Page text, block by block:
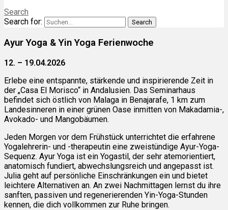
Search
Search for:
Ayur Yoga & Yin Yoga Ferienwoche
12. – 19.04.2026
Erlebe eine entspannte, stärkende und inspirierende Zeit in
der „Casa El Morisco“ in Andalusien. Das Seminarhaus
befindet sich östlich von Malaga in Benajarafe, 1 km zum
Landesinneren in einer grünen Oase inmitten von Makadamia-,
Avokado- und Mangobäumen.
Jeden Morgen vor dem Frühstück unterrichtet die erfahrene
Yogalehrerin- und -therapeutin eine zweistündige Ayur-Yoga-
Sequenz. Ayur Yoga ist ein Yogastil, der sehr atemorientiert,
anatomisch fundiert, abwechslungsreich und angepasst ist.
Julia geht auf persönliche Einschränkungen ein und bietet
leichtere Alternativen an. An zwei Nachmittagen lernst du ihre
sanften, passiven und regenerierenden Yin-Yoga-Stunden
kennen, die dich vollkommen zur Ruhe bringen.